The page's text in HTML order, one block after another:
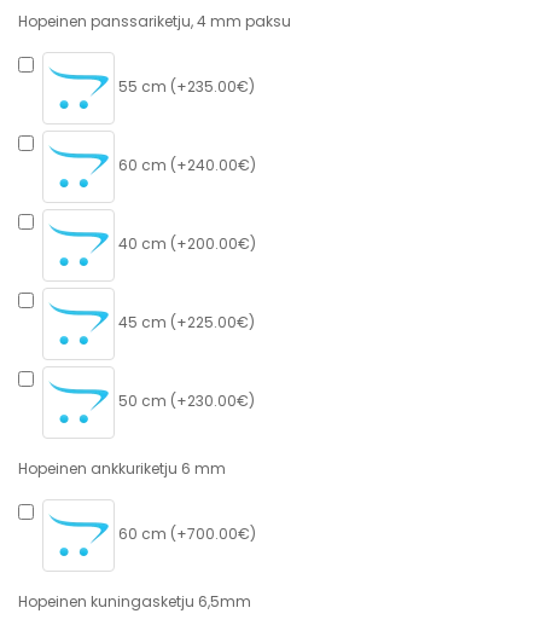
Hopeinen panssariketju, 4 mm paksu
55 cm (+235.00€)
60 cm (+240.00€)
40 cm (+200.00€)
45 cm (+225.00€)
50 cm (+230.00€)
Hopeinen ankkuriketju 6 mm
60 cm (+700.00€)
Hopeinen kuningasketju 6,5mm